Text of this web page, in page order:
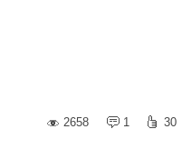
2658
1 30